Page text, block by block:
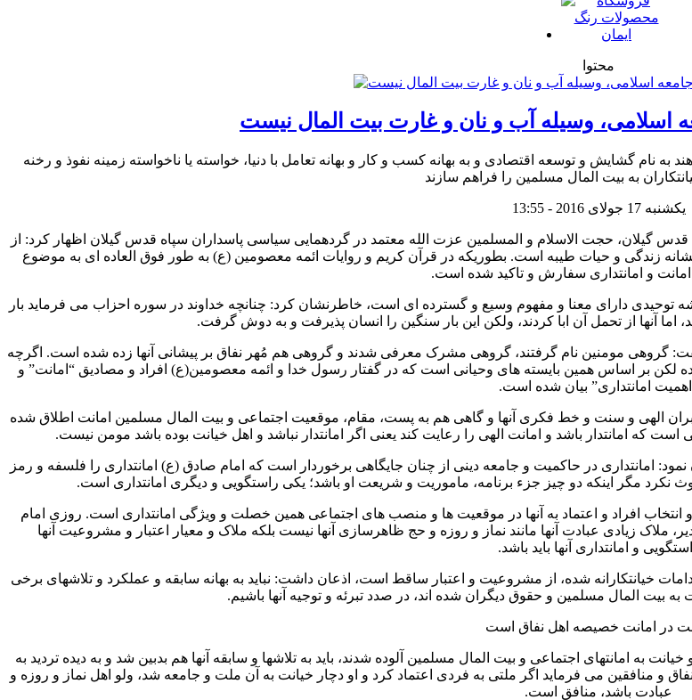
محتوا
اسلامی، وسیله آب و نان و غارت بیت المال نیست
نام گشایش و توسعه اقتصادی و به بهانه کسب و کار و بهانه تعامل با دنیا، خواسته یا ناخواسته زمینه نفوذ و رخنه
یکشنبه 17 جولای 2016 - 13:55
گیلان، حجت الاسلام و المسلمین عزت الله معتمد در گردهمایی سیاسی پاسداران سپاه قدس گیلان اظهار کرد: از
زندگی و حیات طیبه است. بطوریکه در قرآن کریم و روایات ائمه معصومین (ع) به طور فوق العاده ای به موضوع
و امانتداری سفارش و تاکید شده است.
توحیدی دارای معنا و مفهوم وسیع و گسترده ای است، خاطرنشان کرد: چنانچه خداوند در سوره احزاب می فرماید بار
اما آنها از تحمل آن ابا کردند، ولکن این بار سنگین را انسان پذیرفت و به دوش گرفت.
و پذیرش این امانت، انسانها به ۳ گروه تقسیم شدند، گفت: گروهی مومنین نام گرفتند، گروهی مشرک معرفی شدند و گروهی هم مُهر نفاق بر پیشانی آنها زده شده است. اگرچه
لکن بر اساس همین بایسته های وحیانی است که در گفتار رسول خدا و ائمه معصومین(ع) افراد و مصادیق “امانت” و
امانتداری” بیان شده است.
الهی و سنت و خط فکری آنها و گاهی هم به پست، مقام، موقعیت اجتماعی و بیت المال مسلمین امانت اطلاق شده
باشد و امانت الهی را رعایت کند یعنی اگر امانتدار نباشد و اهل خیانت بوده باشد مومن نیست.
امانتداری در حاکمیت و جامعه دینی از چنان جایگاهی برخوردار است که امام صادق (ع) امانتداری را فلسفه و رمز
نکرد مگر اینکه دو چیز جزء برنامه، ماموریت و شریعت او باشد؛ یکی راستگویی و دیگری امانتداری است.
افراد و اعتماد به آنها در موقعیت ها و منصب های اجتماعی همین خصلت و ویژگی امانتداری است. روزی امام
ملاک زیادی عبادت آنها مانند نماز و روزه و حج ظاهرسازی آنها نیست بلکه ملاک و معیار اعتبار و مشروعیت آنها
و امانتداری آنها باید باشد.
خیانتکارانه شده، از مشروعیت و اعتبار ساقط است، اذعان داشت: نباید به بهانه سابقه و عملکرد و تلاشهای برخی
بیت المال مسلمین و حقوق دیگران شده اند، در صدد تبرئه و توجیه آنها باشیم.
در امانت خصیصه اهل نفاق است
به امانتهای اجتماعی و بیت المال مسلمین آلوده شدند، باید به تلاشها و سابقه آنها هم بدبین شد و به دیده تردید به
و منافقین می فرماید اگر ملتی به فردی اعتماد کرد و او دچار خیانت به آن ملت و جامعه شد، ولو اهل نماز و روزه و
عبادت باشد، منافق است.